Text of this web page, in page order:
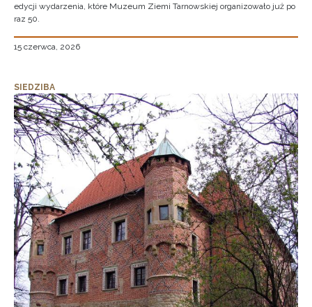
edycji wydarzenia, które Muzeum Ziemi Tarnowskiej organizowało już po
raz 50.
15 czerwca, 2026
SIEDZIBA